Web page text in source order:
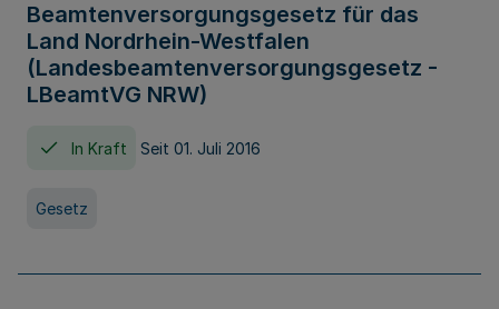
Beamtenversorgungsgesetz für das
Land Nordrhein-Westfalen
(Landesbeamtenversorgungsgesetz -
LBeamtVG NRW)
In Kraft Seit 01. Juli 2016
Gesetz